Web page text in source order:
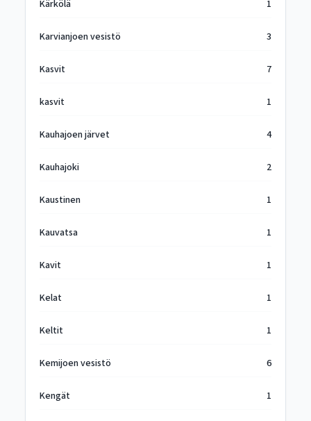
Kärkölä 1
Karvianjoen vesistö 3
Kasvit 7
kasvit 1
Kauhajoen järvet 4
Kauhajoki 2
Kaustinen 1
Kauvatsa 1
Kavit 1
Kelat 1
Keltit 1
Kemijoen vesistö 6
Kengät 1